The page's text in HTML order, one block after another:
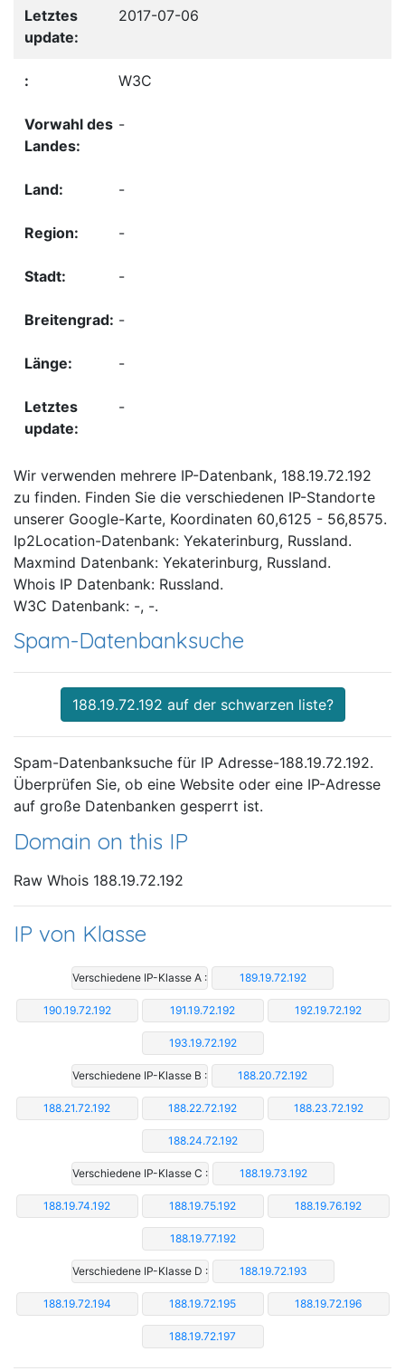
2017-07-06
W3C
-
-
-
-
-
-
-
Wir verwenden mehrere IP-Datenbank, 188.19.72.192
zu finden. Finden Sie die verschiedenen IP-Standorte
unserer Google-Karte, Koordinaten 60,6125 - 56,8575.
Ip2Location-Datenbank: Yekaterinburg, Russland.
Maxmind Datenbank: Yekaterinburg, Russland.
Whois IP Datenbank: Russland.
W3C Datenbank: -, -.
Spam-Datenbanksuche
188.19.72.192 auf der schwarzen liste?
Spam-Datenbanksuche für IP Adresse-188.19.72.192.
Überprüfen Sie, ob eine Website oder eine IP-Adresse
auf große Datenbanken gesperrt ist.
Domain on this IP
Raw Whois 188.19.72.192
IP von Klasse
Verschiedene IP-Klasse A : 189.19.72.192
190.19.72.192 191.19.72.192 192.19.72.192
193.19.72.192
Verschiedene IP-Klasse B : 188.20.72.192
188.21.72.192 188.22.72.192 188.23.72.192
188.24.72.192
Verschiedene IP-Klasse C : 188.19.73.192
188.19.74.192 188.19.75.192 188.19.76.192
188.19.77.192
Verschiedene IP-Klasse D : 188.19.72.193
188.19.72.194 188.19.72.195 188.19.72.196
188.19.72.197